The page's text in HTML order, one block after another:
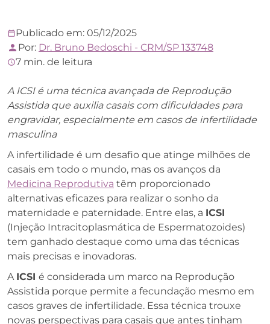
Publicado em: 05/12/2025
Por: Dr. Bruno Bedoschi - CRM/SP 133748
7 min. de leitura
A ICSI é uma técnica avançada de Reprodução
Assistida que auxilia casais com dificuldades para
engravidar, especialmente em casos de infertilidade
masculina
A infertilidade é um desafio que atinge milhões de
casais em todo o mundo, mas os avanços da
Medicina Reprodutiva têm proporcionado
alternativas eficazes para realizar o sonho da
maternidade e paternidade. Entre elas, a ICSI
(Injeção Intracitoplasmática de Espermatozoides)
tem ganhado destaque como uma das técnicas
mais precisas e inovadoras.
A ICSI é considerada um marco na Reprodução
Assistida porque permite a fecundação mesmo em
casos graves de infertilidade. Essa técnica trouxe
novas perspectivas para casais que antes tinham